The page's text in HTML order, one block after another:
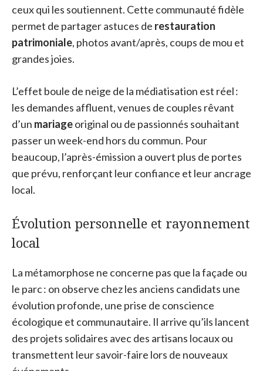
ceux qui les soutiennent. Cette communauté fidèle
permet de partager astuces de restauration
patrimoniale, photos avant/après, coups de mou et
grandes joies.
L’effet boule de neige de la médiatisation est réel :
les demandes affluent, venues de couples rêvant
d’un mariageoriginal ou de passionnés souhaitant
passer un week-end hors du commun. Pour
beaucoup, l’après-émission a ouvert plus de portes
que prévu, renforçant leur confiance et leur ancrage
local.
Évolution personnelle et rayonnement
local
La métamorphose ne concerne pas que la façade ou
le parc : on observe chez les anciens candidats une
évolution profonde, une prise de conscience
écologique et communautaire. Il arrive qu’ils lancent
des projets solidaires avec des artisans locaux ou
transmettent leur savoir-faire lors de nouveaux